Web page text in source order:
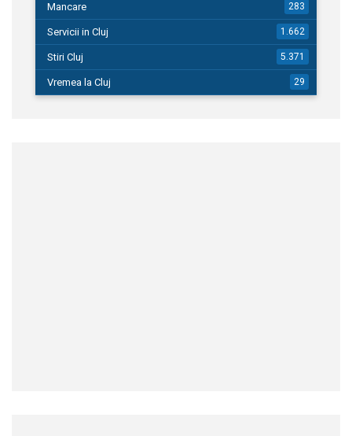
Mancare 283
Servicii in Cluj 1.662
Stiri Cluj 5.371
Vremea la Cluj 29